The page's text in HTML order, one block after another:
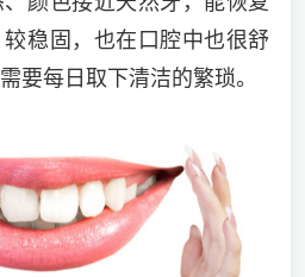
稳固，也在口腔中也很舒
要每日取下清洁的繁琐。